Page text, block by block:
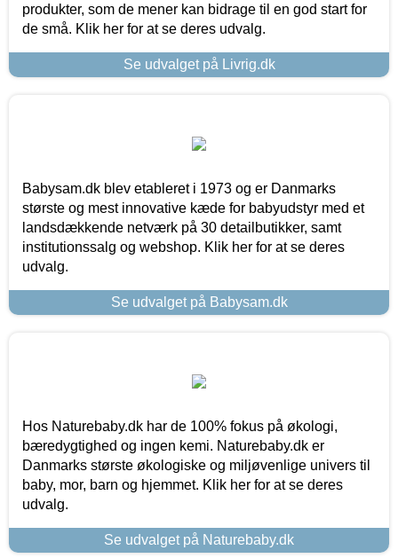
produkter, som de mener kan bidrage til en god start for
de små. Klik her for at se deres udvalg.
Se udvalget på Livrig.dk
Babysam.dk blev etableret i 1973 og er Danmarks
største og mest innovative kæde for babyudstyr med et
landsdækkende netværk på 30 detailbutikker, samt
institutionssalg og webshop. Klik her for at se deres
udvalg.
Se udvalget på Babysam.dk
Hos Naturebaby.dk har de 100% fokus på økologi,
bæredygtighed og ingen kemi. Naturebaby.dk er
Danmarks største økologiske og miljøvenlige univers til
baby, mor, barn og hjemmet. Klik her for at se deres
udvalg.
Se udvalget på Naturebaby.dk